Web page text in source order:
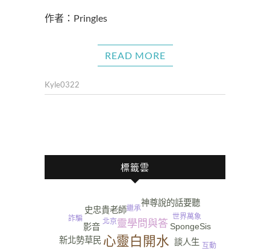
作者：Pringles
READ MORE
Kyle0322
標籤雲
心靈白開水
靈學問與答
新北勢草民
神尊說的話要聽
SpongeSis
影音
談人生
史忠貴老師
互動
詐騙 北京
繼承
世界萬象